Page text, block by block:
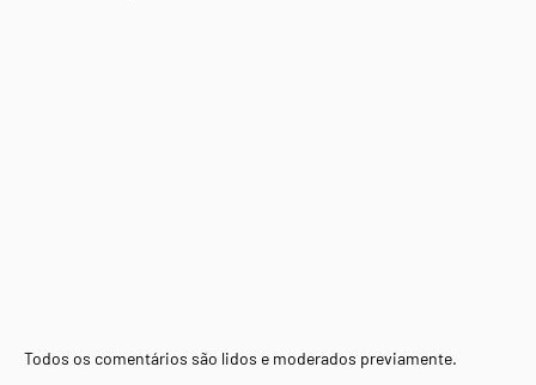
Todos os comentários são lidos e moderados previamente.